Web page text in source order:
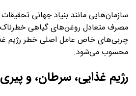
سازمان‌هایی مانند بنیاد جهانی
مصرف متعادل روغن‌های گیاهی
چربی‌های خاص عامل اصلی خطر رژیم
محسوب می‌شود.
رژیم غذایی، سرطان، و